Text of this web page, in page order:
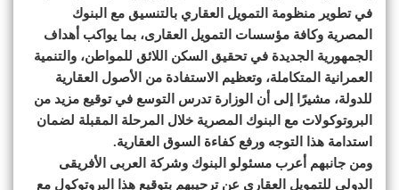
في تطوير منظومة التمويل العقاري بالتنسيق مع البنوك
المصرية وكافة مؤسسات التمويل العقارى، بما يواكب أهداف
الجمهورية الجديدة في تحقيق السكن اللائق للمواطن، والتنمية
العمرانية المتكاملة، وتعظيم الاستفادة من الأصول العقارية
للدولة، مشيرًا إلى أن الوزارة تدرس التوسع في توقيع مزيد من
البروتوكولات مع البنوك المصرية خلال المرحلة المقبلة لضمان
استدامة هذا التوجه ورفع كفاءة السوق العقارية.
ومن جانبهم أعرب مسئولو البنوك وشركة العربى الأفريقى
الدولى للتمويل العقارى عن ترحيبهم بتوقيع هذا البروتوكول مع